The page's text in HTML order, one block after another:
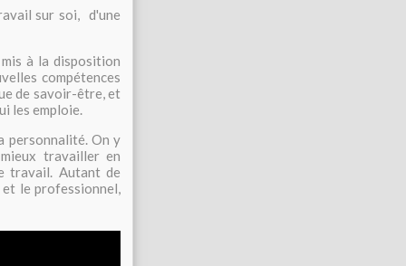
sur soi, d'une
à la disposition
compétences
de savoir-être, et
les emploie.
personnalité. On y
travailler en
travail. Autant de
le professionnel,